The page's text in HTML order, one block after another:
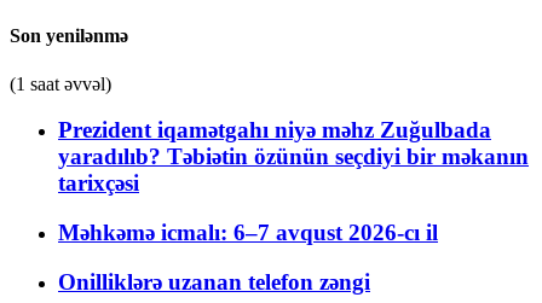
Son yenilənmə
(1 saat əvvəl)
Prezident iqamətgahı niyə məhz Zuğulbada
yaradılıb? Təbiətin özünün seçdiyi bir məkanın
tarixçəsi
Məhkəmə icmalı: 6–7 avqust 2026-cı il
Onilliklərə uzanan telefon zəngi